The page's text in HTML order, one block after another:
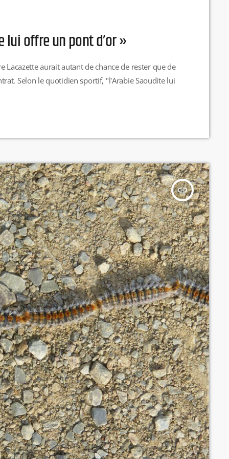
lui offre un pont d’or »
Lacazette aurait autant de chance de rester que de
Selon le quotidien sportif, "l'Arabie Saoudite lui
insert_link